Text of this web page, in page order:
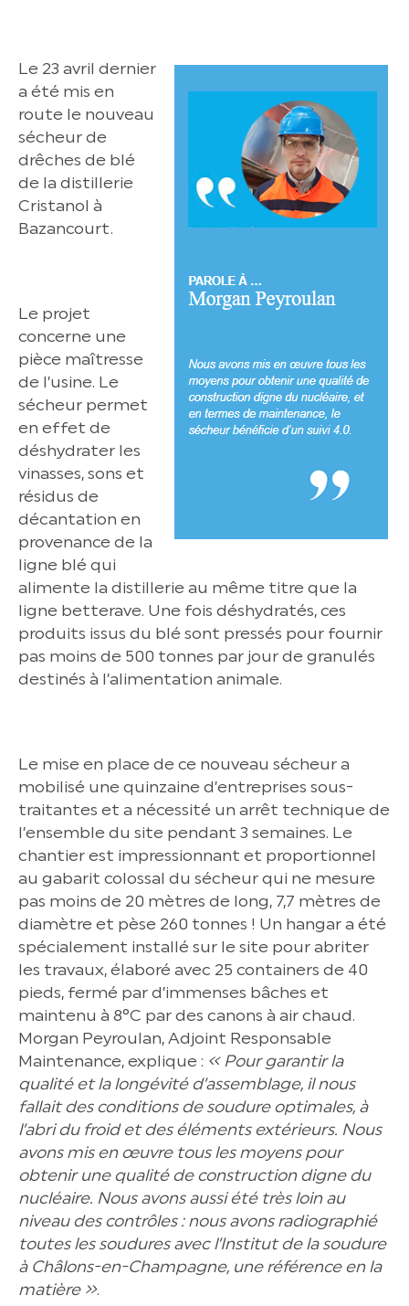
Le 23 avril dernier
a été mis en
route le nouveau
sécheur de
drêches de blé
de la distillerie
Cristanol à
Bazancourt.
Le projet
concerne une
pièce maîtresse
de l’usine. Le
sécheur permet
en effet de
déshydrater les
vinasses, sons et
résidus de
décantation en
provenance de la
ligne blé qui
alimente la distillerie au même titre que la
ligne betterave. Une fois déshydratés, ces
produits issus du blé sont pressés pour fournir
pas moins de 500 tonnes par jour de granulés
destinés à l’alimentation animale.
Le mise en place de ce nouveau sécheur a
mobilisé une quinzaine d’entreprises sous-
traitantes et a nécessité un arrêt technique de
l’ensemble du site pendant 3 semaines. Le
chantier est impressionnant et proportionnel
au gabarit colossal du sécheur qui ne mesure
pas moins de 20 mètres de long, 7,7 mètres de
diamètre et pèse 260 tonnes ! Un hangar a été
spécialement installé sur le site pour abriter
les travaux, élaboré avec 25 containers de 40
pieds, fermé par d’immenses bâches et
maintenu à 8°C par des canons à air chaud.
Morgan Peyroulan, Adjoint Responsable
Maintenance, explique : « Pour garantir la
qualité et la longévité d’assemblage, il nous
fallait des conditions de soudure optimales, à
l’abri du froid et des éléments extérieurs. Nous
avons mis en œuvre tous les moyens pour
obtenir une qualité de construction digne du
nucléaire. Nous avons aussi été très loin au
niveau des contrôles : nous avons radiographié
toutes les soudures avec l’Institut de la soudure
à Châlons-en-Champagne, une référence en la
matière ».